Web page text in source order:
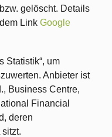
gelöscht. Details
Link Google
Statistik“, um
Anbieter ist
Business Centre,
Financial
deren